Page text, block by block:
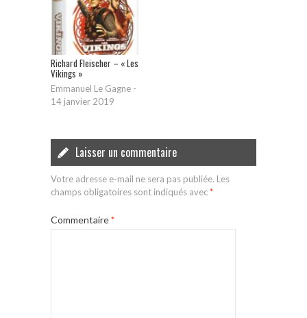
Richard Fleischer – « Les
Vikings »
Emmanuel Le Gagne -
14 janvier 2019
Laisser un commentaire
Votre adresse e-mail ne sera pas publiée. Les
champs obligatoires sont indiqués avec*
Commentaire*